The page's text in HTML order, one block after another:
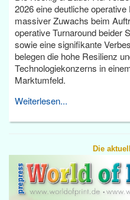
2026 eine deutliche
massiver Zuwachs beim
operative Turnaround beider
sowie eine signifikante
belegen die hohe Resilienz
Technologiekonzerns in
Marktumfeld.
Weiterlesen...
Die